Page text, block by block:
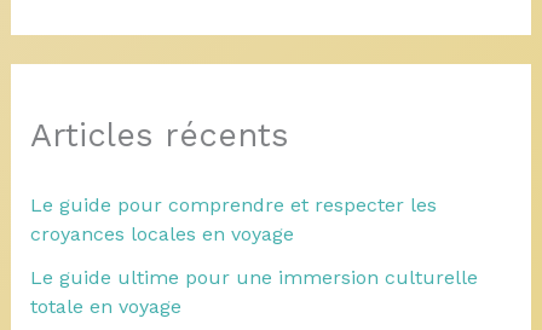
Articles récents
Le guide pour comprendre et respecter les
croyances locales en voyage
Le guide ultime pour une immersion culturelle
totale en voyage